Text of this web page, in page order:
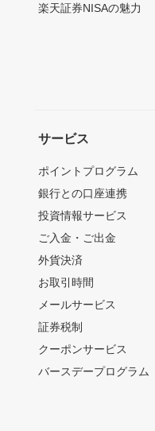
楽天証券NISAの魅力
サービス
ポイントプログラム
銀行との口座連携
投資情報サービス
ご入金・ご出金
外貨決済
お取引時間
メールサービス
証券税制
クーポンサービス
バースデープログラム